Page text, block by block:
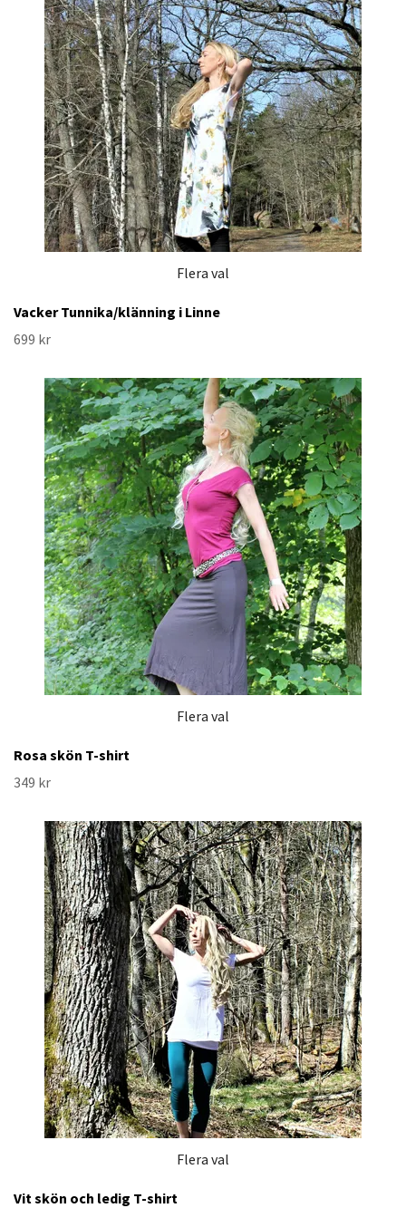
Flera val
Vacker Tunnika/klänning i Linne
699 kr
Flera val
Rosa skön T-shirt
349 kr
Flera val
Vit skön och ledig T-shirt